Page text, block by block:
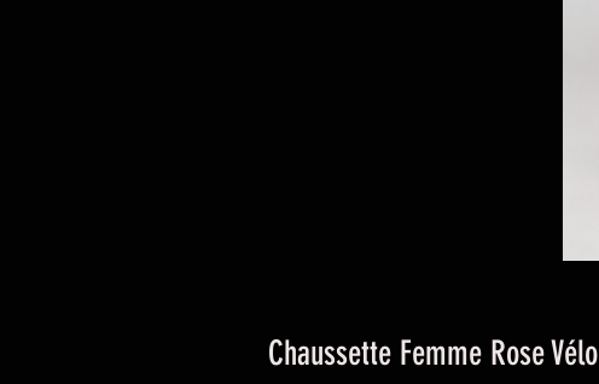
Chaussette Femme Rose Vélo